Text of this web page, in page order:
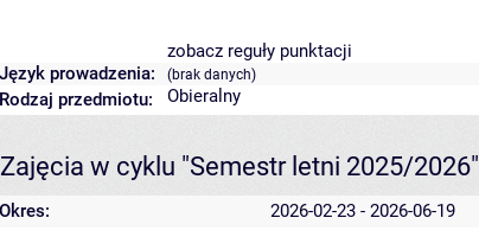
zobacz reguły punktacji
Język prowadzenia:
(brak danych)
Rodzaj przedmiotu: Obieralny
Zajęcia w cyklu "Semestr letni 2025/2026"
Okres: 2026-02-23 - 2026-06-19